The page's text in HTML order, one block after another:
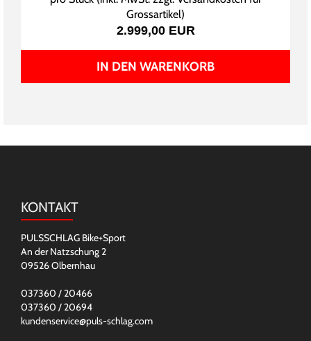
Grossartikel)
2.999,00 EUR
IN DEN WARENKORB
KONTAKT
PULSSCHLAG Bike+Sport
An der Natzschung 2
09526 Olbernhau
037360 / 20466
037360 / 20694
kundenservice@puls-schlag.com